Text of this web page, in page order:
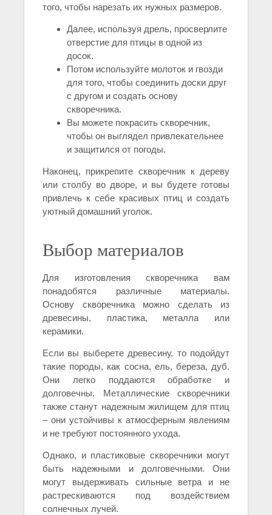
того, чтобы нарезать их нужных размеров.
Далее, используя дрель, просверлите
отверстие для птицы в одной из
досок.
Потом используйте молоток и гвозди
для того, чтобы соединить доски друг
с другом и создать основу
скворечника.
Вы можете покрасить скворечник,
чтобы он выглядел привлекательнее
и защитился от погоды.
Наконец, прикрепите скворечник к дереву
или столбу во дворе, и вы будете готовы
привлечь к себе красивых птиц и создать
уютный домашний уголок.
Выбор материалов
Для изготовления скворечника вам
понадобятся различные материалы.
Основу скворечника можно сделать из
древесины, пластика, металла или
керамики.
Если вы выберете древесину, то подойдут
такие породы, как сосна, ель, береза, дуб.
Они легко поддаются обработке и
долговечны. Металлические скворечники
также станут надежным жилищем для птиц
– они устойчивы к атмосферным явлениям
и не требуют постоянного ухода.
Однако, и пластиковые скворечники могут
быть надежными и долговечными. Они
могут выдерживать сильные ветра и не
растрескиваются под воздействием
солнечных лучей.